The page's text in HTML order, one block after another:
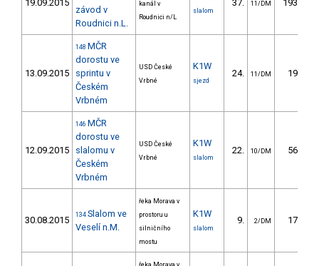
19.09.2015
závod v
Roudnici n.L.
kanál v
Roudnici n/L
slalom
37. 11/DM 193.79
13.09.2015
148 MČR
dorostu ve
sprintu v
Českém
Vrbném
USD České
Vrbné
K1W
sjezd
24. 11/DM 19.50
12.09.2015
146 MČR
dorostu ve
slalomu v
Českém
Vrbném
USD České
Vrbné
K1W
slalom
22. 10/DM 56.94
30.08.2015 134 Slalom ve
Veselí n.M.
řeka Morava v
prostoru u
silničního
mostu
K1W
slalom
9. 2/DM 17.24